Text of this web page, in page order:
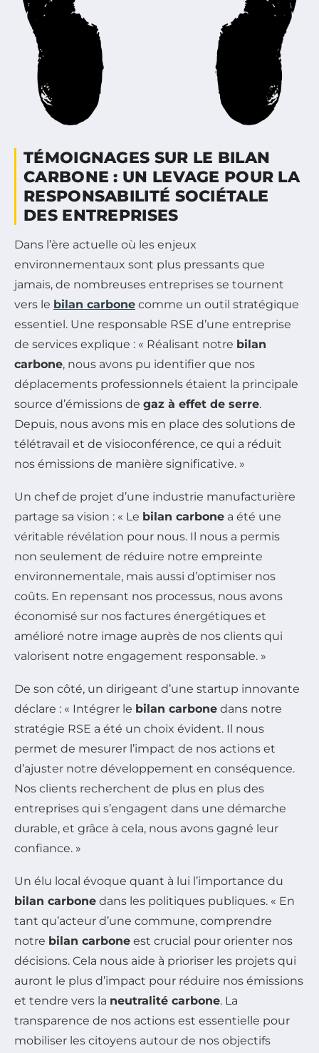
TÉMOIGNAGES SUR LE BILAN
CARBONE : UN LEVAGE POUR LA
RESPONSABILITÉ SOCIÉTALE
DES ENTREPRISES
Dans l’ère actuelle où les enjeux
environnementaux sont plus pressants que
jamais, de nombreuses entreprises se tournent
vers le bilan carbone comme un outil stratégique
essentiel. Une responsable RSE d’une entreprise
de services explique : « Réalisant notre bilan
carbone, nous avons pu identifier que nos
déplacements professionnels étaient la principale
source d’émissions de gaz à effet de serre.
Depuis, nous avons mis en place des solutions de
télétravail et de visioconférence, ce qui a réduit
nos émissions de manière significative. »
Un chef de projet d’une industrie manufacturière
partage sa vision : « Le bilan carbone a été une
véritable révélation pour nous. Il nous a permis
non seulement de réduire notre empreinte
environnementale, mais aussi d’optimiser nos
coûts. En repensant nos processus, nous avons
économisé sur nos factures énergétiques et
amélioré notre image auprès de nos clients qui
valorisent notre engagement responsable. »
De son côté, un dirigeant d’une startup innovante
déclare : « Intégrer le bilan carbone dans notre
stratégie RSE a été un choix évident. Il nous
permet de mesurer l’impact de nos actions et
d’ajuster notre développement en conséquence.
Nos clients recherchent de plus en plus des
entreprises qui s’engagent dans une démarche
durable, et grâce à cela, nous avons gagné leur
confiance. »
Un élu local évoque quant à lui l’importance du
bilan carbone dans les politiques publiques. « En
tant qu’acteur d’une commune, comprendre
notre bilan carbone est crucial pour orienter nos
décisions. Cela nous aide à prioriser les projets qui
auront le plus d’impact pour réduire nos émissions
et tendre vers la neutralité carbone. La
transparence de nos actions est essentielle pour
mobiliser les citoyens autour de nos objectifs